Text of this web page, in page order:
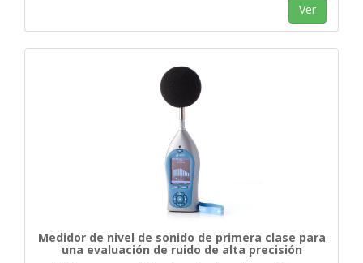
Ver
Medidor de nivel de sonido de primera clase para
una evaluación de ruido de alta precisión